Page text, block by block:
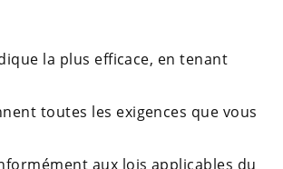
la plus efficace, en tenant
toutes les exigences que vous
aux lois applicables du